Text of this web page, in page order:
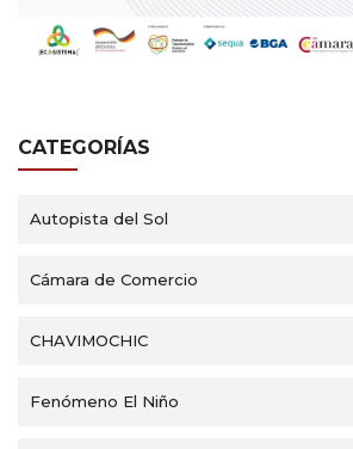
CATEGORÍAS
Autopista del Sol
Cámara de Comercio
CHAVIMOCHIC
Fenómeno El Niño